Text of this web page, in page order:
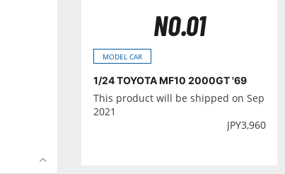
NO.01
MODEL CAR
1/24 TOYOTA MF10 2000GT '69
This product will be shipped on Sep
2021
JPY3,960